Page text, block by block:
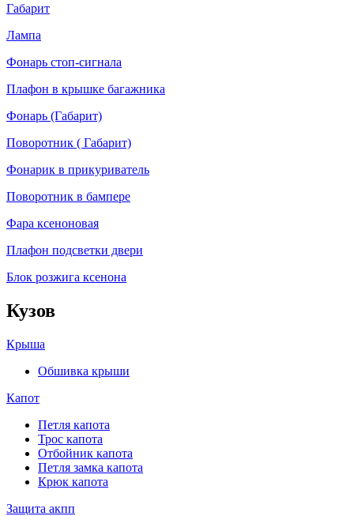
Габарит
Лампа
Фонарь стоп-сигнала
Плафон в крышке багажника
Фонарь (Габарит)
Поворотник ( Габарит)
Фонарик в прикуриватель
Поворотник в бампере
Фара ксеноновая
Плафон подсветки двери
Блок розжига ксенона
Кузов
Крыша
Обшивка крыши
Капот
Петля капота
Трос капота
Отбойник капота
Петля замка капота
Крюк капота
Защита акпп